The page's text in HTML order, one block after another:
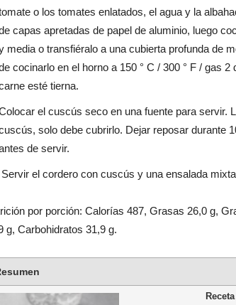
o los tomates enlatados, el agua y la
capas apretadas de papel de aluminio, luego
media o transfiéralo a una cubierta profunda de
cocinarlo en el horno a 150 ° C / 300 ° F / gas
esté tierna.
el cuscús seco en una fuente para servir.
solo debe cubrirlo. Dejar reposar durante
de servir.
Servir el cordero con cuscús y una ensalada
por porción: Calorías 487, Grasas 26,0 g,
g, Carbohidratos 31,9 g.
Receta